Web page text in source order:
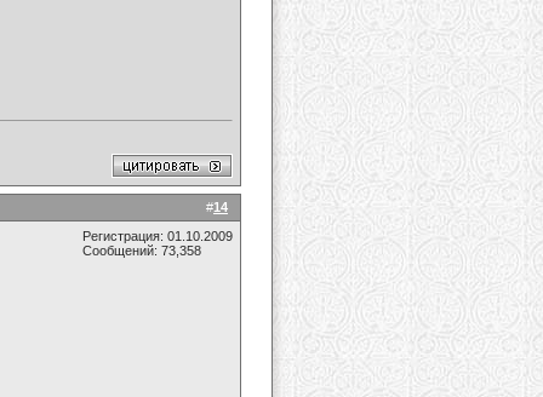
#14
Регистрация: 01.10.2009
Сообщений: 73,358